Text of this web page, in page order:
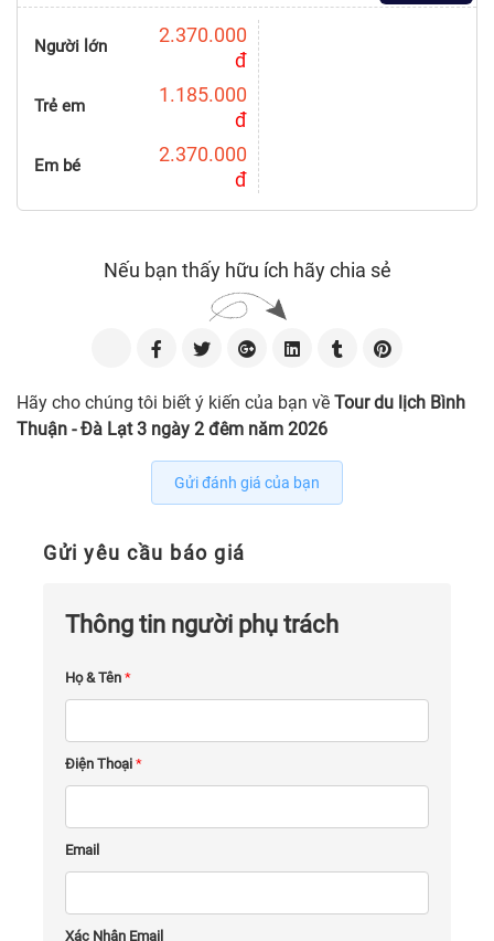
Người lớn
2.370.000
đ
Trẻ em
1.185.000
đ
Em bé
2.370.000
đ
Nếu bạn thấy hữu ích hãy chia sẻ
Hãy cho chúng tôi biết ý kiến của bạn về Tour du lịch Bình
Thuận - Đà Lạt 3 ngày 2 đêm năm 2026
Gửi đánh giá của bạn
Gửi yêu cầu báo giá
Thông tin người phụ trách
Họ & Tên *
Điện Thoại *
Email
Xác Nhận Email